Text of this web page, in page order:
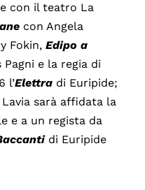
con il teatro La
con Angela
Fokin, Edipo a
e la regia di
l’Elettra di Euripide;
Lavia sarà affidata la
e a un regista da
di Euripide